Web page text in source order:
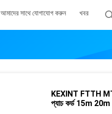
আমাদের সাথে যোগাযোগ করুন খবর
KEXINT FTTH
প্যাচ কর্ড 15m